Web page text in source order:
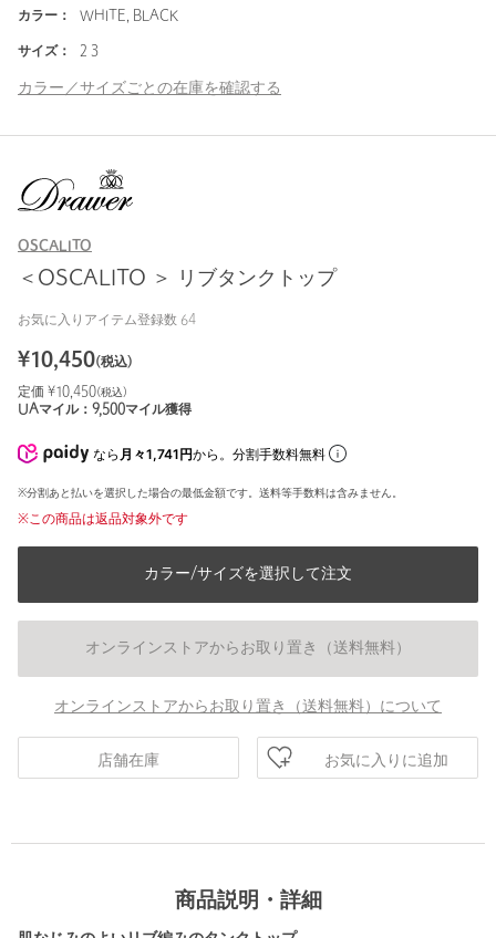
カラー： WHITE, BLACK
サイズ： 2 3
カラー／サイズごとの在庫を確認する
OSCALITO
＜OSCALITO ＞ リブタンクトップ
お気に入りアイテム登録数 64
¥10,450(税込)
定価 ¥10,450(税込)
UAマイル： 9,500マイル獲得
なら 月々1,741円から。分割手数料無料
※分割あと払いを選択した場合の最低金額です。送料等手数料は含みません。
※この商品は返品対象外です
カラー/サイズを選択して注文
オンラインストアからお取り置き（送料無料）
オンラインストアからお取り置き（送料無料）について
店舗在庫 お気に入りに追加
商品説明・詳細